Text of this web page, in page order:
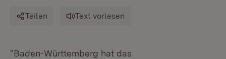
Teilen Text vorlesen
"Baden-Württemberg hat das